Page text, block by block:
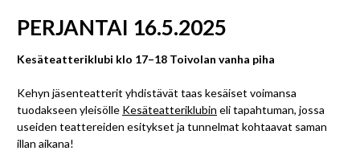
PERJANTAI 16.5.2025
Kesäteatteriklubi klo 17–18 Toivolan vanha piha
Kehyn jäsenteatterit yhdistävät taas kesäiset voimansa
tuodakseen yleisölle Kesäteatteriklubin eli tapahtuman, jossa
useiden teattereiden esitykset ja tunnelmat kohtaavat saman
illan aikana!